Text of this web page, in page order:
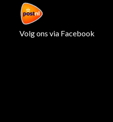
Volg ons via Facebook